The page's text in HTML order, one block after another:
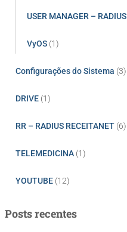
USER MANAGER – RADIUS
VyOS (1)
Configurações do Sistema (3)
DRIVE (1)
RR – RADIUS RECEITANET (6)
TELEMEDICINA (1)
YOUTUBE (12)
Posts recentes